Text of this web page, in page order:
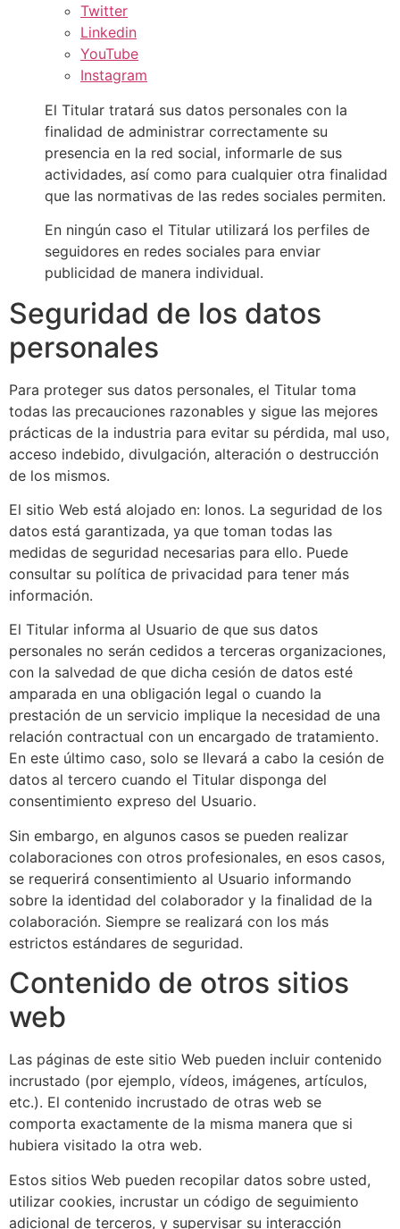
Twitter
Linkedin
YouTube
Instagram
El Titular tratará sus datos personales con la
finalidad de administrar correctamente su
presencia en la red social, informarle de sus
actividades, así como para cualquier otra finalidad
que las normativas de las redes sociales permiten.
En ningún caso el Titular utilizará los perfiles de
seguidores en redes sociales para enviar
publicidad de manera individual.
Seguridad de los datos
personales
Para proteger sus datos personales, el Titular toma
todas las precauciones razonables y sigue las mejores
prácticas de la industria para evitar su pérdida, mal uso,
acceso indebido, divulgación, alteración o destrucción
de los mismos.
El sitio Web está alojado en: Ionos. La seguridad de los
datos está garantizada, ya que toman todas las
medidas de seguridad necesarias para ello. Puede
consultar su política de privacidad para tener más
información.
El Titular informa al Usuario de que sus datos
personales no serán cedidos a terceras organizaciones,
con la salvedad de que dicha cesión de datos esté
amparada en una obligación legal o cuando la
prestación de un servicio implique la necesidad de una
relación contractual con un encargado de tratamiento.
En este último caso, solo se llevará a cabo la cesión de
datos al tercero cuando el Titular disponga del
consentimiento expreso del Usuario.
Sin embargo, en algunos casos se pueden realizar
colaboraciones con otros profesionales, en esos casos,
se requerirá consentimiento al Usuario informando
sobre la identidad del colaborador y la finalidad de la
colaboración. Siempre se realizará con los más
estrictos estándares de seguridad.
Contenido de otros sitios
web
Las páginas de este sitio Web pueden incluir contenido
incrustado (por ejemplo, vídeos, imágenes, artículos,
etc.). El contenido incrustado de otras web se
comporta exactamente de la misma manera que si
hubiera visitado la otra web.
Estos sitios Web pueden recopilar datos sobre usted,
utilizar cookies, incrustar un código de seguimiento
adicional de terceros, y supervisar su interacción